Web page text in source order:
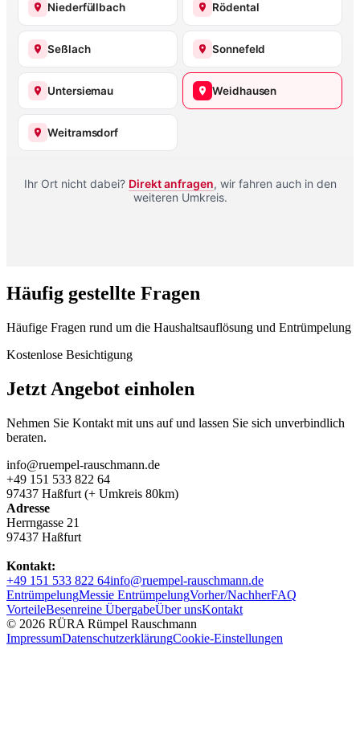
Niederfüllbach Rödental
Seßlach Sonnefeld
Untersiemau Weidhausen
Weitramsdorf
Ihr Ort nicht dabei? Direkt anfragen, wir fahren auch in den
weiteren Umkreis.
Häufig gestellte Fragen
Häufige Fragen rund um die Haushaltsauflösung und Entrümpelung
Kostenlose Besichtigung
Jetzt Angebot einholen
Nehmen Sie Kontakt mit uns auf und lassen Sie sich unverbindlich
beraten.
info@ruempel-rauschmann.de
+49 151 533 822 64
97437 Haßfurt (+ Umkreis 80km)
Adresse
Herrngasse 21
97437 Haßfurt
Kontakt:
+49 151 533 822 64info@ruempel-rauschmann.de
EntrümpelungMessie EntrümpelungVorher/NachherFAQ
VorteileBesenreine ÜbergabeÜber unsKontakt
© 2026 RÜRA Rümpel Rauschmann
ImpressumDatenschutzerklärungCookie-Einstellungen